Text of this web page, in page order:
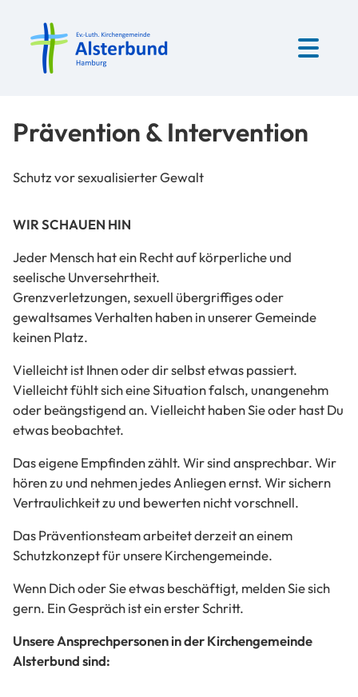
Prävention & Intervention
Schutz vor sexualisierter Gewalt
WIR SCHAUEN HIN
Jeder Mensch hat ein Recht auf körperliche und
seelische Unversehrtheit.
Grenzverletzungen, sexuell übergriffiges oder
gewaltsames Verhalten haben in unserer Gemeinde
keinen Platz.
Vielleicht ist Ihnen oder dir selbst etwas passiert.
Vielleicht fühlt sich eine Situation falsch, unangenehm
oder beängstigend an. Vielleicht haben Sie oder hast Du
etwas beobachtet.
Das eigene Empfinden zählt. Wir sind ansprechbar. Wir
hören zu und nehmen jedes Anliegen ernst. Wir sichern
Vertraulichkeit zu und bewerten nicht vorschnell.
Das Präventionsteam arbeitet derzeit an einem
Schutzkonzept für unsere Kirchengemeinde.
Wenn Dich oder Sie etwas beschäftigt, melden Sie sich
gern. Ein Gespräch ist ein erster Schritt.
Unsere Ansprechpersonen in der Kirchengemeinde
Alsterbund sind: